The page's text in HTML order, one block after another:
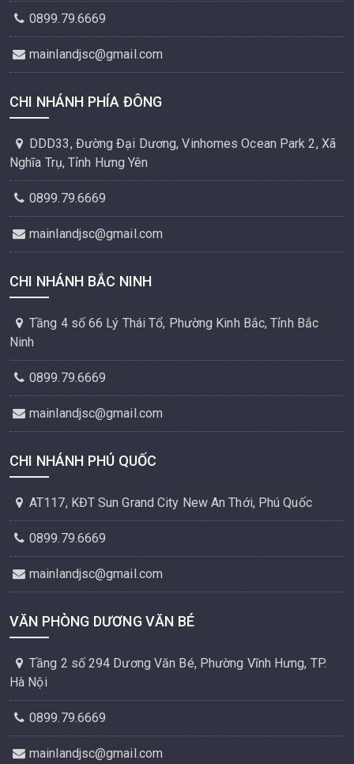
0899.79.6669
mainlandjsc@gmail.com
CHI NHÁNH PHÍA ĐÔNG
DDD33, Đường Đại Dương, Vinhomes Ocean Park 2, Xã
Nghĩa Trụ, Tỉnh Hưng Yên
0899.79.6669
mainlandjsc@gmail.com
CHI NHÁNH BẮC NINH
Tầng 4 số 66 Lý Thái Tổ, Phường Kinh Bắc, Tỉnh Bắc
Ninh
0899.79.6669
mainlandjsc@gmail.com
CHI NHÁNH PHÚ QUỐC
AT117, KĐT Sun Grand City New An Thới, Phú Quốc
0899.79.6669
mainlandjsc@gmail.com
VĂN PHÒNG DƯƠNG VĂN BÉ
Tầng 2 số 294 Dương Văn Bé, Phường Vĩnh Hưng, TP.
Hà Nội
0899.79.6669
mainlandjsc@gmail.com